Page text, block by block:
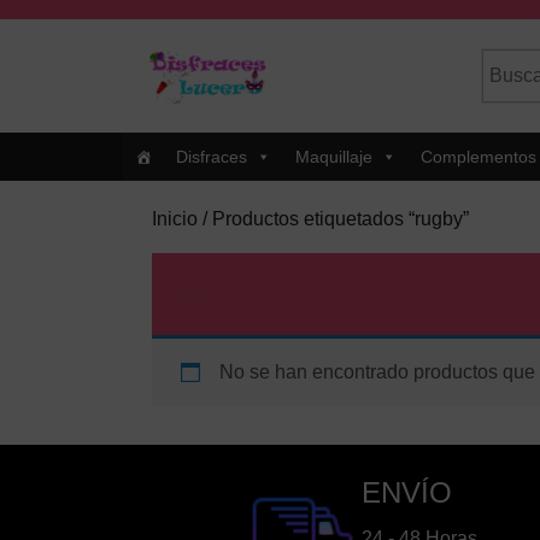
Disfraces Maquillaje Complementos
Inicio / Productos etiquetados “rugby”
No se han encontrado productos
ENVÍO